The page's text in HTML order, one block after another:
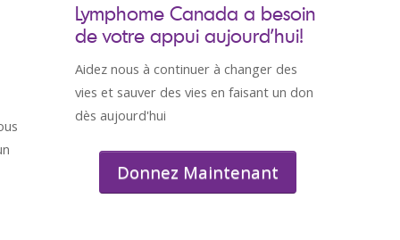
Lymphome Canada a besoin
de votre appui aujourd’hui!
Aidez nous à continuer à changer des
vies et sauver des vies en faisant un don
dès aujourd'hui
Donnez Maintenant